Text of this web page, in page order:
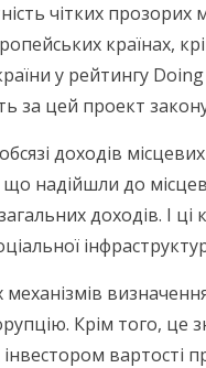
чітких прозорих
країнах,
у рейтингу
за цей проект
доходів
що надійшли до
доходів. І
Крім того, це
вартості